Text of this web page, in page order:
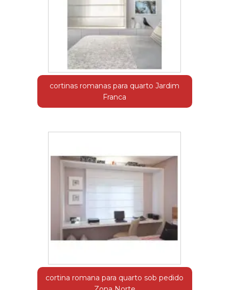
cortinas romanas para quarto Jardim
Franca
cortina romana para quarto sob pedido